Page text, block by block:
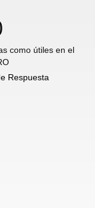
como útiles en el
Respuesta